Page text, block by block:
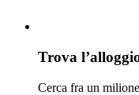
Trova
Cerca fra un